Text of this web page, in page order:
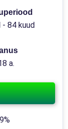
- 84 kuud
a.